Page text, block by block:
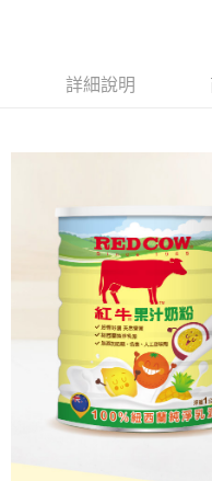
１．於結帳方式選擇「AFTEE
３．收到繳費通知簡訊後14天
※ 請注意：結帳手續完成當下
購買商品的店家。未經商家同
後付繳納相關費用。
※ 交易是否成功請以「AFTEE
是否繳費成功／繳費後需取消
客戶支援中心」https://
【注意事項】
１．透過由恩沛科技股份有限
易，需依本服務之必要範圍內
權轉讓予恩沛科技股份有限公
２．關於個人資料處理事宜，
https://aftee.tw/terms/#terms3
３．未成年的使用者請事先徵
「AFTEE先享後付」，若未經
每筆NT$100，滿NT$999(
付款後7-11取貨
每筆NT$100，滿NT$999(含
每筆NT$100，滿NT$999(含
詳細說明